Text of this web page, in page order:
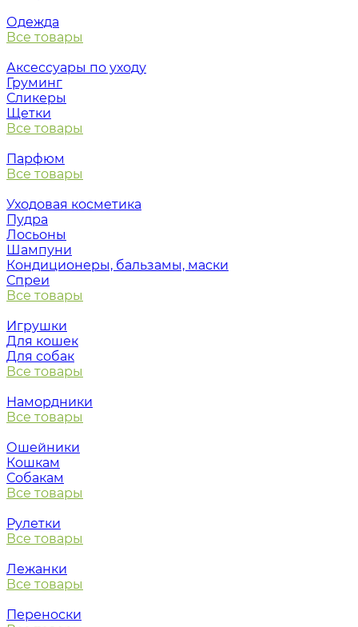
Одежда
Все товары
Аксессуары по уходу
Груминг
Сликеры
Щетки
Все товары
Парфюм
Все товары
Уходовая косметика
Пудра
Лосьоны
Шампуни
Кондиционеры, бальзамы, маски
Спреи
Все товары
Игрушки
Для кошек
Для собак
Все товары
Намордники
Все товары
Ошейники
Кошкам
Собакам
Все товары
Рулетки
Все товары
Лежанки
Все товары
Переноски